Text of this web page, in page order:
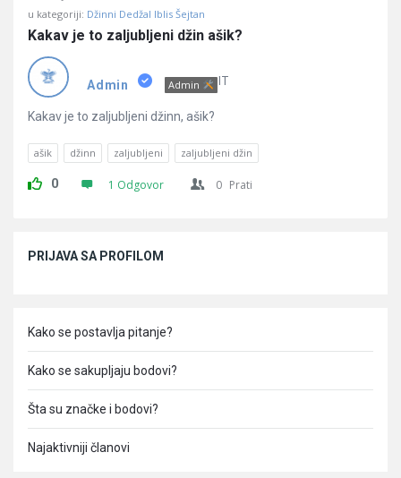
Latest
Pitanja
u kategoriji: Džinni Dedžal Iblis Šejtan
Kakav je to zaljubljeni džin ašik?
Admin Admin IT
Kakav je to zaljubljeni džinn, ašik?
ašik džinn zaljubljeni zaljubljeni džin
0 1 Odgovor 0 Prati
PRIJAVA SA PROFILOM
Kako se postavlja pitanje?
Kako se sakupljaju bodovi?
Šta su značke i bodovi?
Najaktivniji članovi